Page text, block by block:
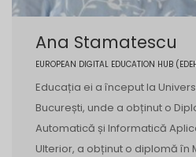
Ana Stamatescu
EUROPEAN DIGITAL EDUCATION HUB
Educația ei a început la
București, unde a obținut o
Automatică și Informatică
Ulterior, a obținut o diplomă în